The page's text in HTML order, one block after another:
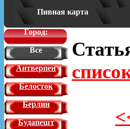
Пивная карта
Город:
Все
Антверпен
Белосток
Берлин
Будапешт